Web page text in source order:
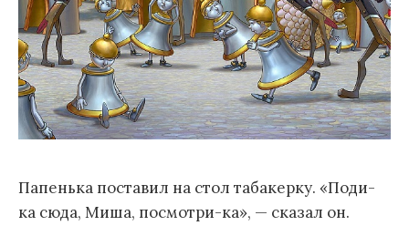
Папенька поставил на стол табакерку. «Поди-
ка сюда, Миша, посмотри-ка», — сказал он.